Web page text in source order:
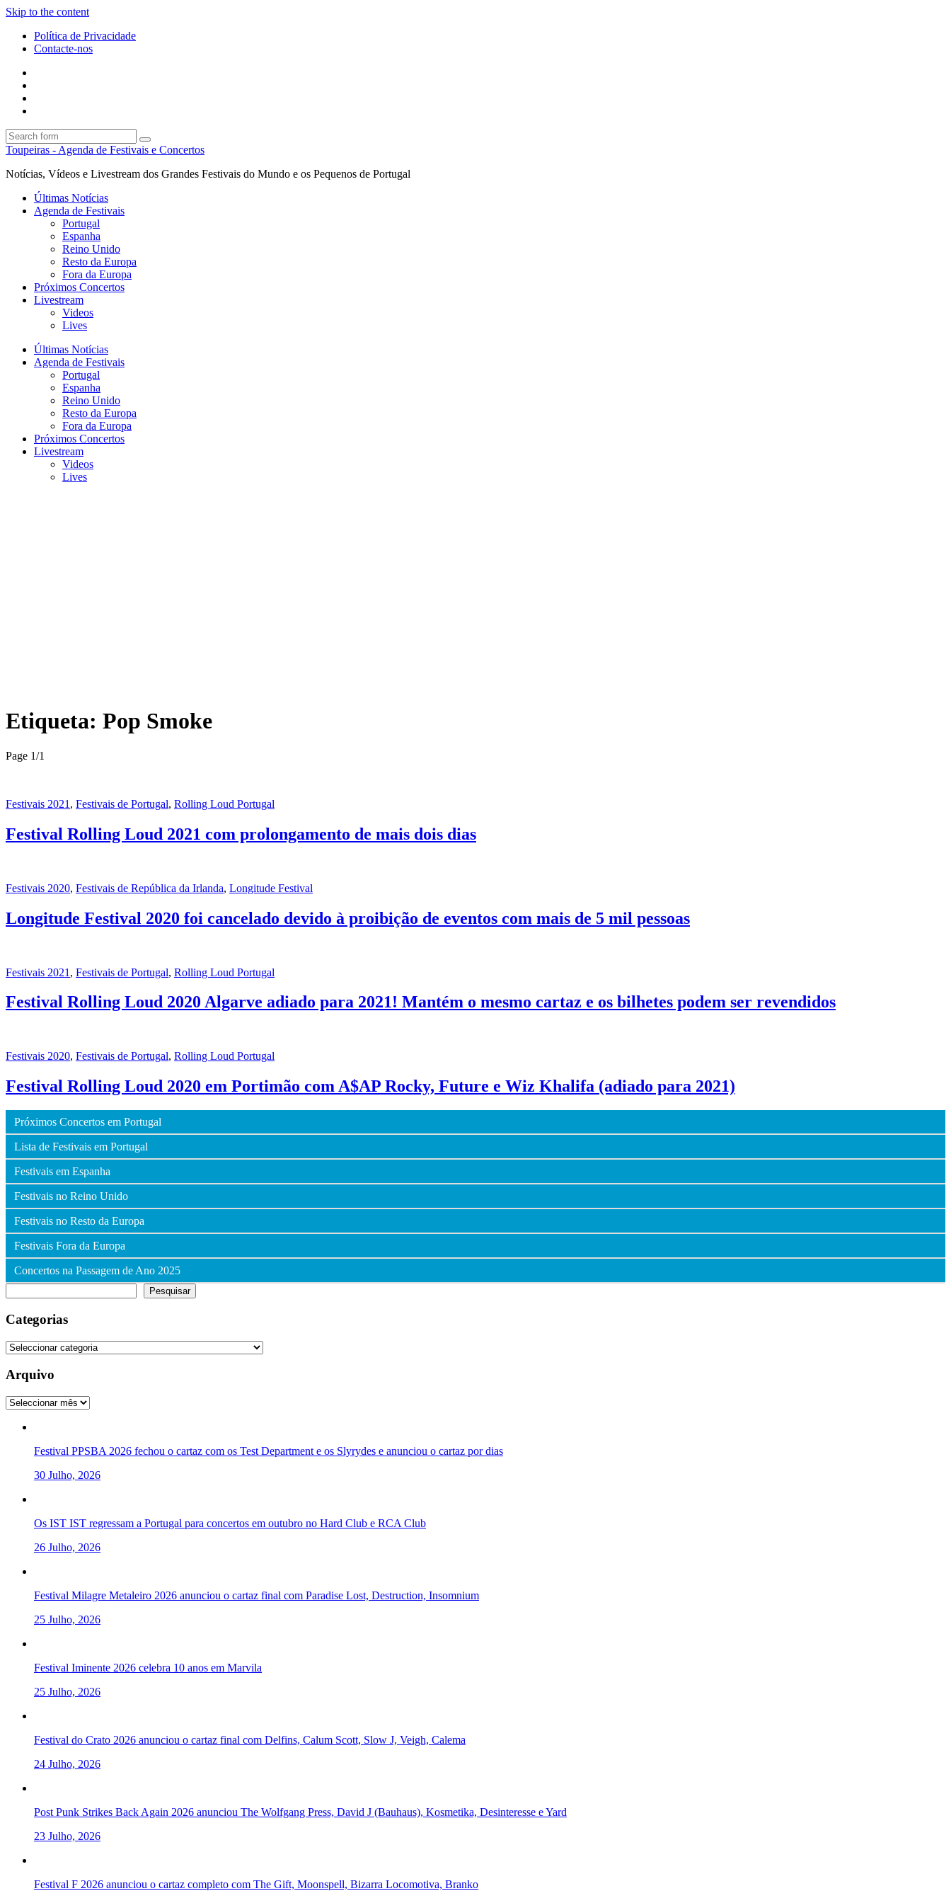
Skip to the content
Política de Privacidade
Contacte-nos
Search
Toupeiras - Agenda de Festivais e Concertos
Notícias, Vídeos e Livestream dos Grandes Festivais do Mundo e os Pequenos de Portugal
Últimas Notícias
Agenda de Festivais
Portugal
Espanha
Reino Unido
Resto da Europa
Fora da Europa
Próximos Concertos
Livestream
Videos
Lives
Últimas Notícias
Agenda de Festivais
Portugal
Espanha
Reino Unido
Resto da Europa
Fora da Europa
Próximos Concertos
Livestream
Videos
Lives
Etiqueta: Pop Smoke
Page 1/1
Festivais 2021 , Festivais de Portugal, Rolling Loud Portugal
Festival Rolling Loud 2021 com prolongamento de mais dois dias
Festivais 2020, Festivais de República da Irlanda, Longitude Festival
Longitude Festival 2020 foi cancelado devido à proibição de eventos com mais de 5 mil pessoas
Festivais 2021 , Festivais de Portugal, Rolling Loud Portugal
Festival Rolling Loud 2020 Algarve adiado para 2021! Mantém o mesmo cartaz e os bilhetes podem ser revendidos
Festivais 2020, Festivais de Portugal, Rolling Loud Portugal
Festival Rolling Loud 2020 em Portimão com A$AP Rocky, Future e Wiz Khalifa (adiado para 2021)
Próximos Concertos em Portugal
Lista de Festivais em Portugal
Festivais em Espanha
Festivais no Reino Unido
Festivais no Resto da Europa
Festivais Fora da Europa
Concertos na Passagem de Ano 2025
Pesquisar
Categorias
Categorias
Arquivo
Arquivo
Festival PPSBA 2026 fechou o cartaz com os Test Department e os Slyrydes e anunciou o cartaz por dias
30 Julho, 2026
Os IST IST regressam a Portugal para concertos em outubro no Hard Club e RCA Club
26 Julho, 2026
Festival Milagre Metaleiro 2026 anunciou o cartaz final com Paradise Lost, Destruction, Insomnium
25 Julho, 2026
Festival Iminente 2026 celebra 10 anos em Marvila
25 Julho, 2026
Festival do Crato 2026 anunciou o cartaz final com Delfins, Calum Scott, Slow J, Veigh, Calema
24 Julho, 2026
Post Punk Strikes Back Again 2026 anunciou The Wolfgang Press, David J (Bauhaus), Kosmetika, Desinteresse e Yard
23 Julho, 2026
Festival F 2026 anunciou o cartaz completo com The Gift, Moonspell, Bizarra Locomotiva, Branko